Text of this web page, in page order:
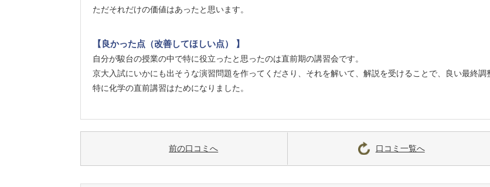
ただそれだけの価値はあったと思います。
【良かった点（改善してほしい点） 】
自分が駿台の授業の中で特に役立ったと思ったのは直前期の講習会です。
京大入試にいかにも出そうな演習問題を作ってくださり、それを解いて、解説を受けることで、良い最終調
特に化学の直前講習はためになりました。
前の口コミへ 口コミ一覧へ